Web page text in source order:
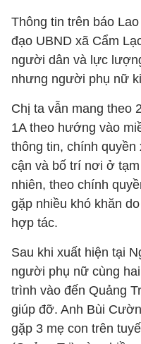
Thông tin trên báo
đạo UBND xã Cẩm
người dân và lực
nhưng người phụ nữ
Chị ta vẫn mang theo
1A theo hướng vào
thông tin, chính quyền
cận và bố trí nơi ở
nhiên, theo chính
gặp nhiều khó khăn
hợp tác.
Sau khi xuất hiện tại
người phụ nữ cùng
trình vào đến Quảng
giúp đỡ. Anh Bùi
gặp 3 mẹ con trên